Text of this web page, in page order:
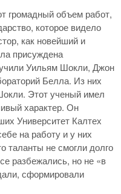
громадный объем работ,
которое видело
как новейший и
присуждена
Уильям Шокли, Джон
Белла. Из них
Этот ученый имел
характер. Он
Университет Калтех
на работу и у них
таланты не смогли долго
разбежались, но не «в
сформировали